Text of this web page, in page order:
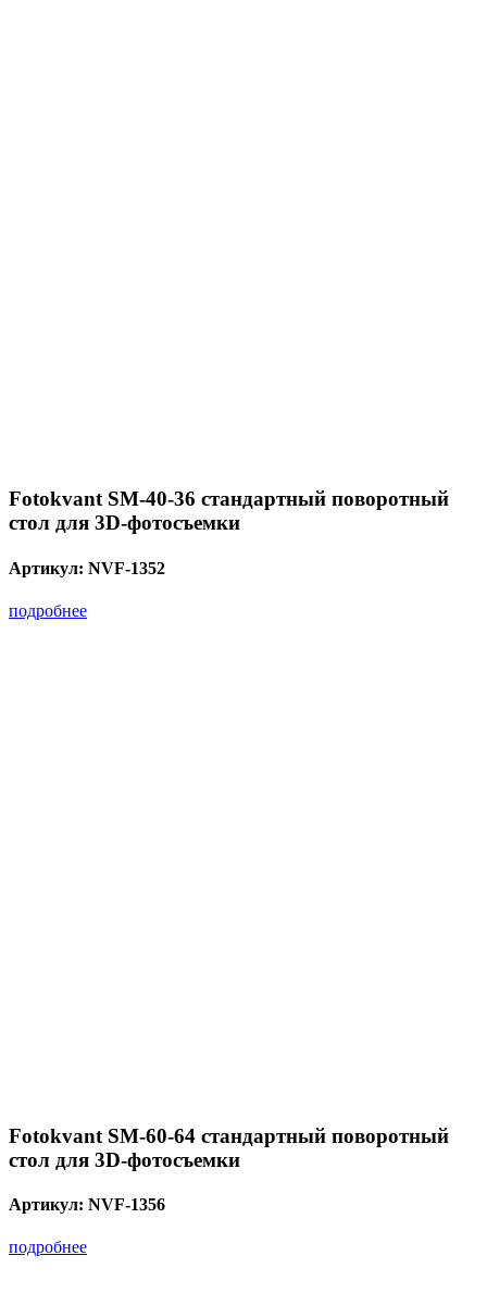
Fotokvant SM-40-36 стандартный поворотный
стол для 3D-фотосъемки
Артикул: NVF-1352
подробнее
Fotokvant SM-60-64 стандартный поворотный
стол для 3D-фотосъемки
Артикул: NVF-1356
подробнее